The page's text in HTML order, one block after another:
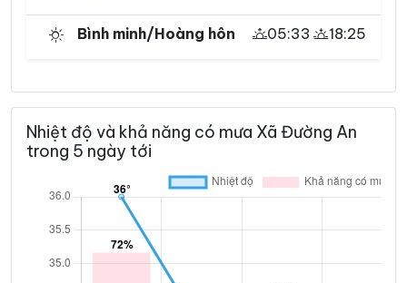
Bình minh/Hoàng hôn 05:33 18:25
Nhiệt độ và khả năng có mưa Xã Đường An
trong 5 ngày tới